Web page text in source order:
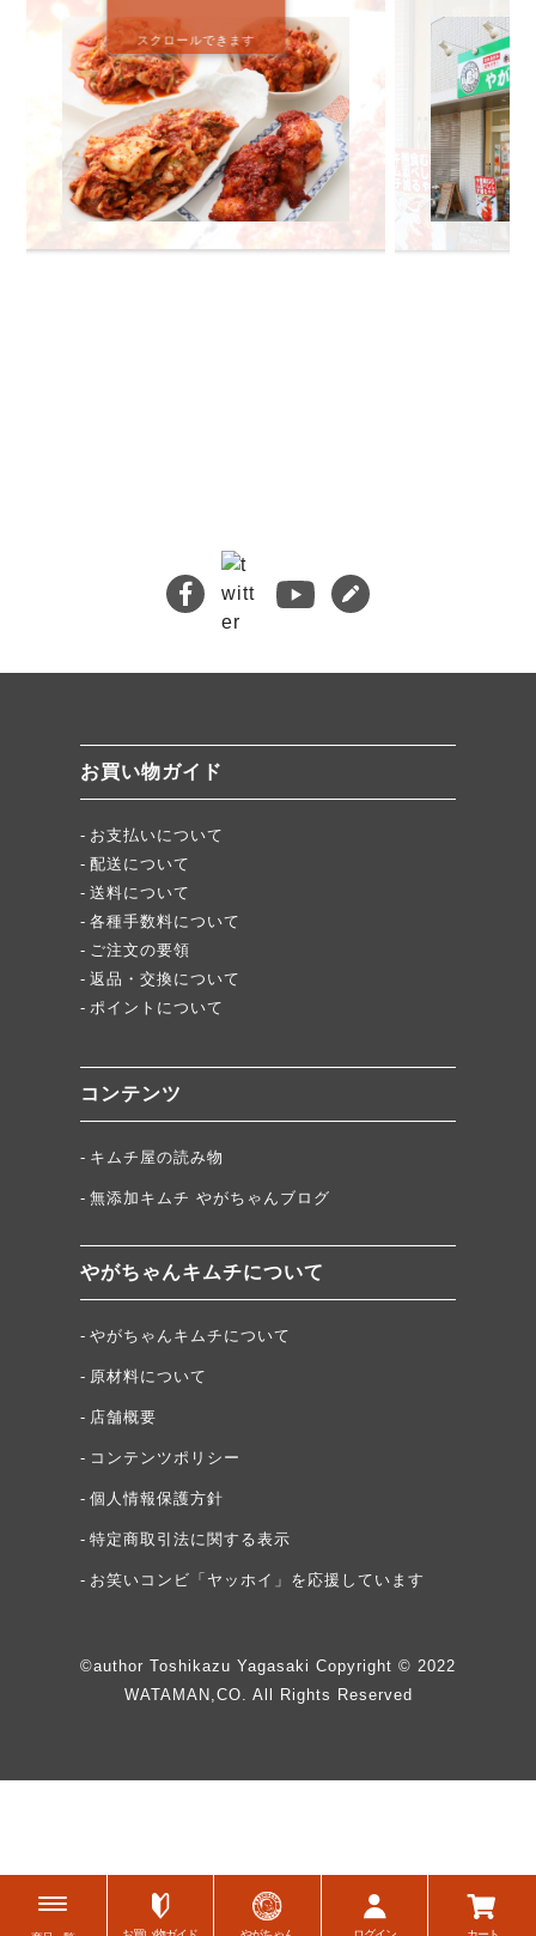
スクロールできます
熊本地震義援金について
キムチバイキングはお得です！
牡蠣ジュルカレー、絶品中の絶品!
絶品チャーシュー、おすすめ！
「頂・その先」圧倒的美味！
牡蠣ジュルカレー
お買い物ガイド
お支払いについて
配送について
送料について
各種手数料について
ご注文の要領
返品・交換について
ポイントについて
コンテンツ
キムチ屋の読み物
無添加キムチ やがちゃんブログ
やがちゃんキムチについて
やがちゃんキムチについて
原材料について
店舗概要
コンテンツポリシー
個人情報保護方針
特定商取引法に関する表示
お笑いコンビ「ヤッホイ」を応援しています
©author Toshikazu Yagasaki Copyright © 2022
WATAMAN,CO. All Rights Reserved